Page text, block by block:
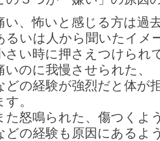
い、怖いと感じる方は過
るいは人から聞いたイメ
さい時に押さえつけられ
いのに我慢させられた、
どの経験が強烈だと体が
す。
た怒鳴られた、傷つくよ
どの経験も原因にあるよ